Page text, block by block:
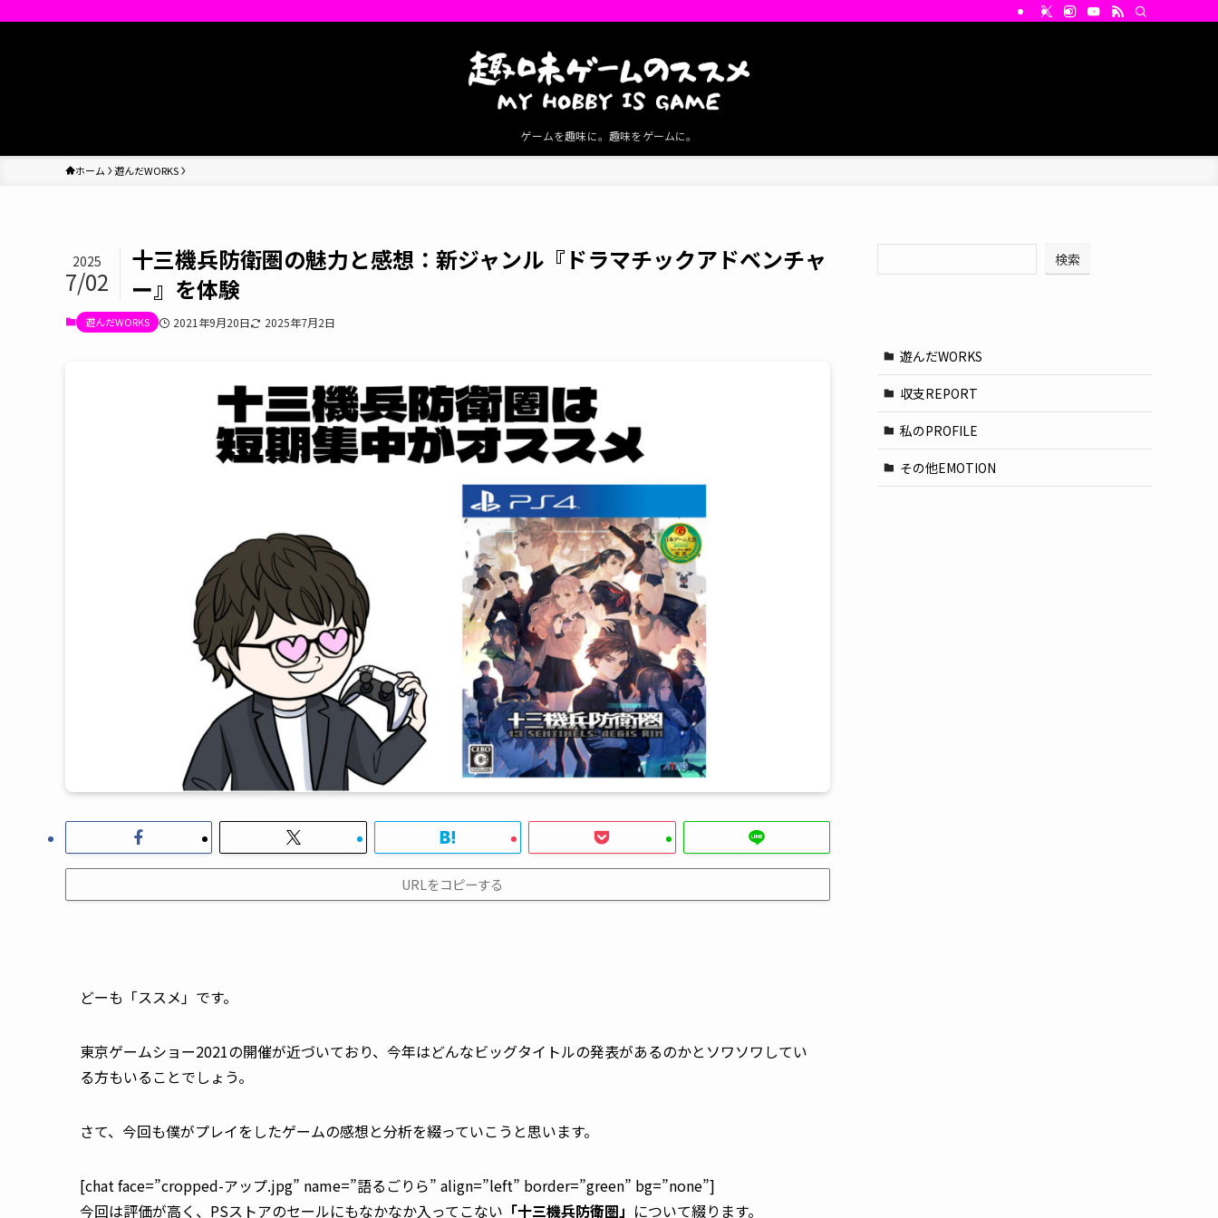
ゲームを趣味に。趣味をゲームに。
ホーム 遊んだWORKS
十三機兵防衛圏の魅力と感想：新ジャンル『ドラマチックアドベンチャ
ー』を体験
2025
7/02
遊んだWORKS 2021年9月20日 2025年7月2日
URLをコピーする
どーも「ススメ」です。
東京ゲームショー2021の開催が近づいており、今年はどんなビッグタイトルの発表があるのかとソワソワしてい
る方もいることでしょう。
さて、今回も僕がプレイをしたゲームの感想と分析を綴っていこうと思います。
[chat face=”cropped-アップ.jpg” name=”語るごりら” align=”left” border=”green” bg=”none”]
今回は評価が高く、PSストアのセールにもなかなか入ってこない 「十三機兵防衛圏」 について綴ります。
検索
遊んだWORKS
収支REPORT
私のPROFILE
その他EMOTION